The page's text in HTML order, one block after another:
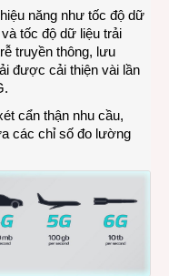
năng như tốc độ dữ
tốc độ dữ liệu trải
truyền thông, lưu
được cải thiện vài lần
cẩn thận nhu cầu,
các chỉ số đo lường